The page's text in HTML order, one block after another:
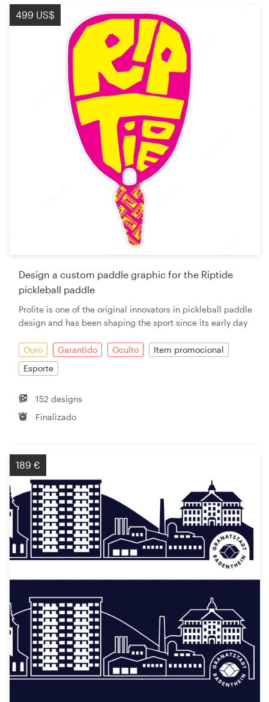
499 US$
Design a custom paddle graphic for the Riptide
pickleball paddle
Prolite is one of the original innovators in pickleball paddle
design and has been shaping the sport since its early day
Ouro Garantido Oculto
Item promocional
Esporte
152 designs
Finalizado
189 €